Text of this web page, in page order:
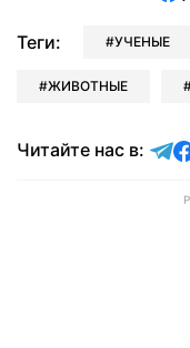
Теги: УЧЕНЫЕ
ЖИВОТНЫЕ
Читайте нас в: